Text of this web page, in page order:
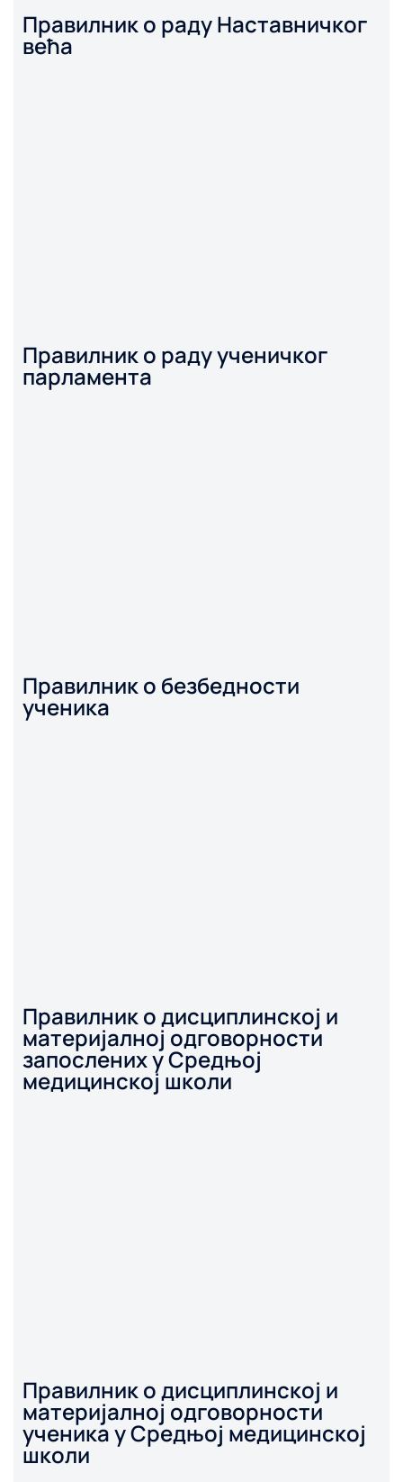
Правилник о раду Наставничког
већа
Правилник о раду ученичког
парламента
Правилник о безбедности
ученика
Правилник о дисциплинској и
материјалној одговорности
запослених у Средњој
медицинској школи
Правилник о дисциплинској и
материјалној одговорности
ученика у Средњој медицинској
школи